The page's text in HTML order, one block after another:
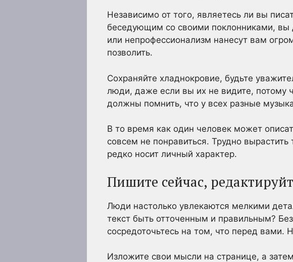
Независимо от того, являетесь ли вы
беседующим со своими поклонниками, вы
или непрофессионализм нанесут вам
позволить.
Сохраняйте хладнокровие, будьте
люди, даже если вы их не видите, потому
должны помнить, что у всех разные
В то время как один человек может
совсем не понравиться. Трудно
редко носит личный характер.
Пишите сейчас,
Люди настолько увлекаются мелкими
текст быть отточенным и правильным?
сосредоточьтесь на том, что перед вами.
Изложите свои мысли на странице, а